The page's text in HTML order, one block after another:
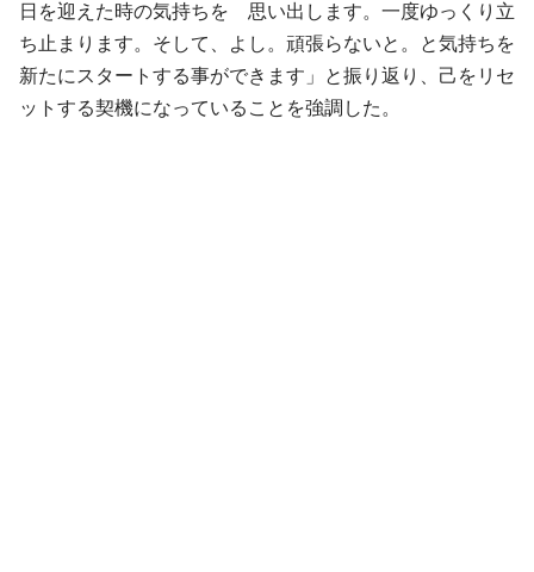
日を迎えた時の気持ちを 思い出します。一度ゆっくり立
ち止まります。そして、よし。頑張らないと。と気持ちを
新たにスタートする事ができます」と振り返り、己をリセ
ットする契機になっていることを強調した。